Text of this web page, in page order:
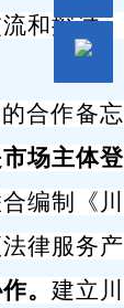
和探讨，
合作备忘
场主体登
编制《川
律服务产
。 建立川